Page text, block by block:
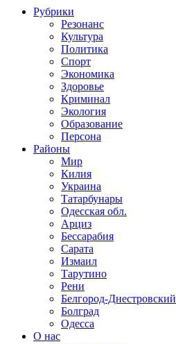
Рубрики
Резонанс
Культура
Политика
Спорт
Экономика
Здоровье
Криминал
Экология
Образование
Персона
Районы
Мир
Килия
Украина
Татарбунары
Одесская обл.
Арциз
Бессарабия
Сарата
Измаил
Тарутино
Рени
Белгород-Днестровский
Болград
Одесса
О нас